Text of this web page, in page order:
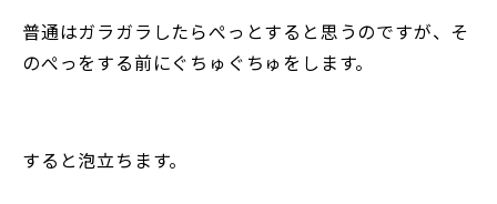
普通はガラガラしたらぺっとすると思うのですが、そ
のぺっをする前にぐちゅぐちゅをします。
すると泡立ちます。